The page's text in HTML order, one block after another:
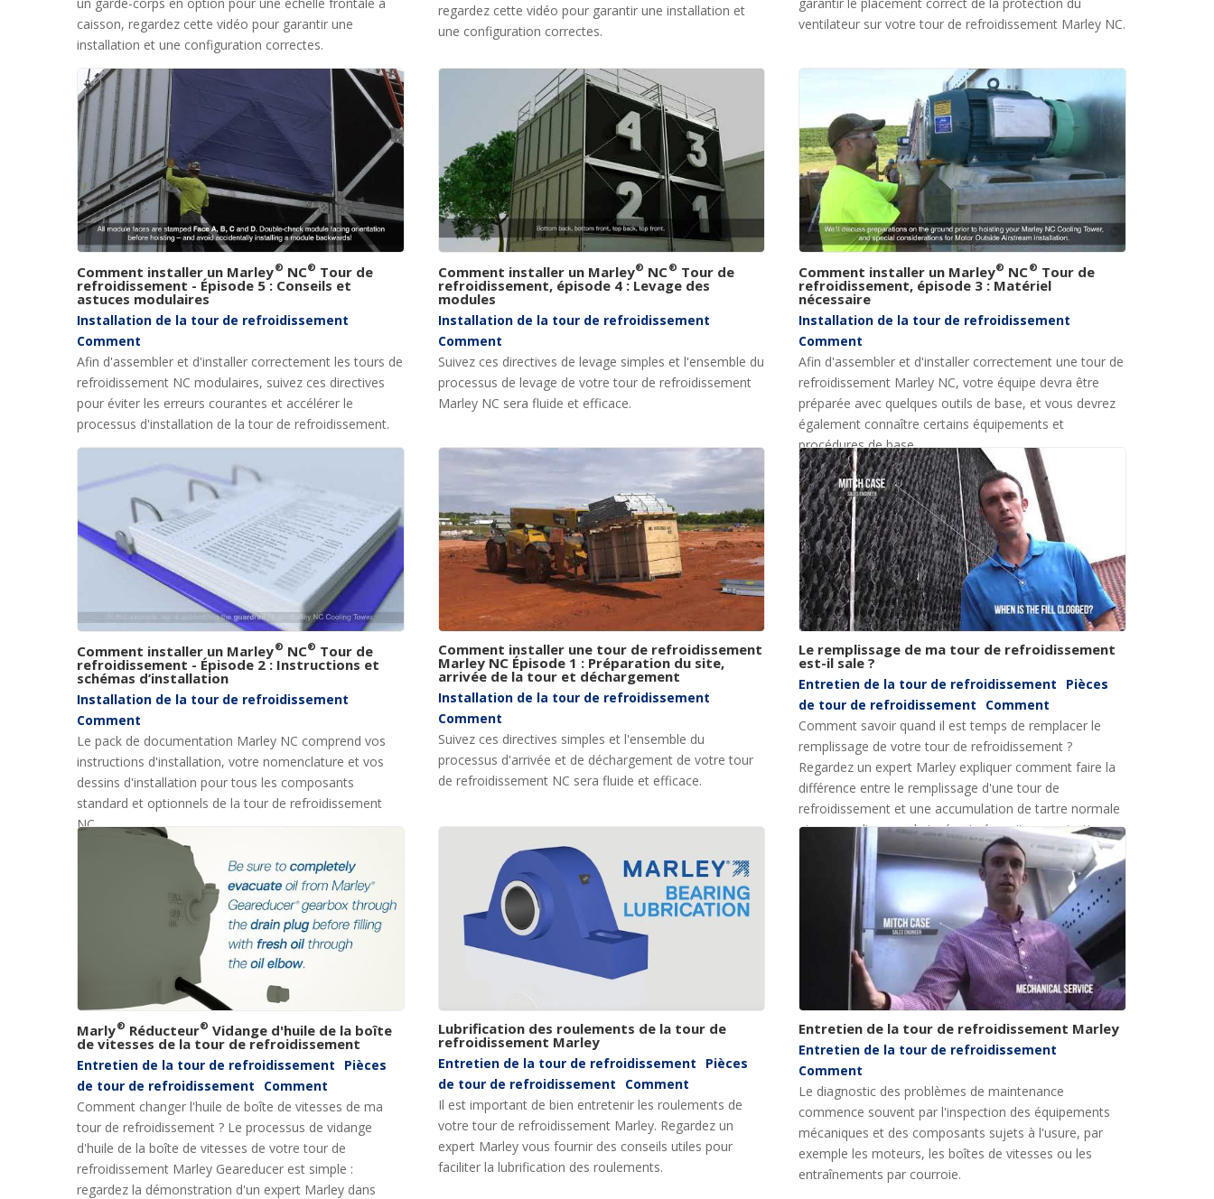
caisson, regardez cette vidéo pour garantir une
installation et une configuration correctes.
regardez cette vidéo pour garantir une installation et
une configuration correctes.
ventilateur sur votre tour de refroidissement Marley NC.
Comment installer un Marley® NC® Tour de
refroidissement - Épisode 5 : Conseils et
astuces modulaires
Installation de la tour de refroidissement
Comment
Afin d'assembler et d'installer correctement les tours de
refroidissement NC modulaires, suivez ces directives
pour éviter les erreurs courantes et accélérer le
processus d'installation de la tour de refroidissement.
Comment installer un Marley® NC® Tour de
refroidissement, épisode 4 : Levage des
modules
Installation de la tour de refroidissement
Comment
Suivez ces directives de levage simples et l'ensemble du
processus de levage de votre tour de refroidissement
Marley NC sera fluide et efficace.
Comment installer un Marley® NC® Tour de
refroidissement, épisode 3 : Matériel
nécessaire
Installation de la tour de refroidissement
Comment
Afin d'assembler et d'installer correctement une tour de
refroidissement Marley NC, votre équipe devra être
préparée avec quelques outils de base, et vous devrez
également connaître certains équipements et
procédures de base.
Comment installer un Marley® NC® Tour de
refroidissement - Épisode 2 : Instructions et
schémas d’installation
Installation de la tour de refroidissement
Comment
Le pack de documentation Marley NC comprend vos
instructions d'installation, votre nomenclature et vos
dessins d'installation pour tous les composants
standard et optionnels de la tour de refroidissement
NC.
Comment installer une tour de refroidissement
Marley NC Épisode 1 : Préparation du site,
arrivée de la tour et déchargement
Installation de la tour de refroidissement
Comment
Suivez ces directives simples et l'ensemble du
processus d'arrivée et de déchargement de votre tour
de refroidissement NC sera fluide et efficace.
Le remplissage de ma tour de refroidissement
est-il sale ?
Entretien de la tour de refroidissement
Pièces
de tour de refroidissement
Comment
Comment savoir quand il est temps de remplacer le
remplissage de votre tour de refroidissement ?
Regardez un expert Marley expliquer comment faire la
différence entre le remplissage d'une tour de
refroidissement et une accumulation de tartre normale
et un remplissage obstrué qui nécessite un entretien.
Marly® Réducteur® Vidange d'huile de la boîte
de vitesses de la tour de refroidissement
Entretien de la tour de refroidissement
Pièces
de tour de refroidissement
Comment
Comment changer l'huile de boîte de vitesses de ma
tour de refroidissement ? Le processus de vidange
d'huile de la boîte de vitesses de votre tour de
refroidissement Marley Geareducer est simple :
regardez la démonstration d'un expert Marley dans
Lubrification des roulements de la tour de
refroidissement Marley
Entretien de la tour de refroidissement
Pièces
de tour de refroidissement
Comment
Il est important de bien entretenir les roulements de
votre tour de refroidissement Marley. Regardez un
expert Marley vous fournir des conseils utiles pour
faciliter la lubrification des roulements.
Entretien de la tour de refroidissement Marley
Entretien de la tour de refroidissement
Comment
Le diagnostic des problèmes de maintenance
commence souvent par l'inspection des équipements
mécaniques et des composants sujets à l'usure, par
exemple les moteurs, les boîtes de vitesses ou les
entraînements par courroie.